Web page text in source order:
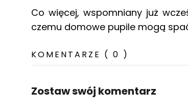
Co więcej, wspomniany już
czemu domowe pupile mogą
KOMENTARZE ( 0 )
Zostaw swój komentarz